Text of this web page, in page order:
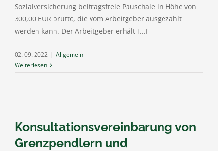
Sozialversicherung beitragsfreie Pauschale in Höhe von
300,00 EUR brutto, die vom Arbeitgeber ausgezahlt
werden kann. Der Arbeitgeber erhält [...]
02. 09. 2022 | Allgemein
Weiterlesen
Konsultationsvereinbarung von
Grenzpendlern und